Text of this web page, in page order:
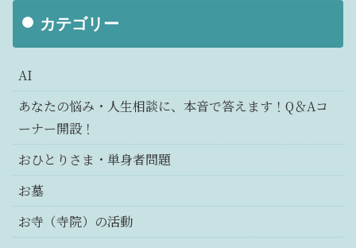
カテゴリー
AI
あなたの悩み・人生相談に、本音で答えます！Q＆Aコ
ーナー開設！
おひとりさま・単身者問題
お墓
お寺（寺院）の活動